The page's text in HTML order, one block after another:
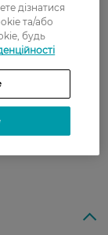
дізнатися
та/або
будь